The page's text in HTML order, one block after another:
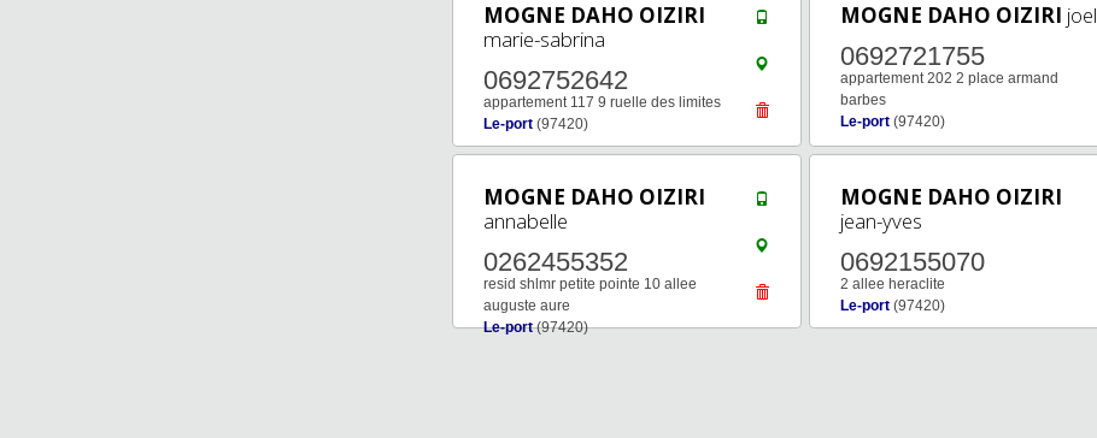
MOGNE DAHO OIZIRI
marie-sabrina
0692752642
appartement 117 9 ruelle des limites
Le-port (97420)
MOGNE DAHO OIZIRI joel
0692721755
appartement 202 2 place armand
barbes
Le-port (97420)
MOGNE DAHO OIZIRI
annabelle
0262455352
resid shlmr petite pointe 10 allee
auguste aure
Le-port(97420)
MOGNE DAHO OIZIRI
jean-yves
0692155070
2 allee heraclite
Le-port (97420)